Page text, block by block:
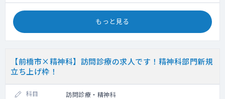
もっと見る
【前橋市×精神科】訪問診療の求人です！精神科部門新規
立ち上げ枠！
科目 訪問診療・精神科